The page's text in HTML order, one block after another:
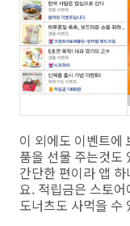
이 외에도 이벤트에
품을 선물 주는것도
간단한 편이라 앱
요. 적립금은 스토
도너츠도 사먹을 수